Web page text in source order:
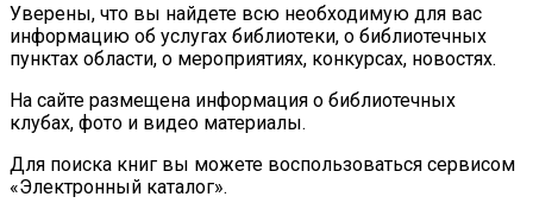
Уверены, что вы найдете всю необходимую для вас
информацию об услугах библиотеки, о библиотечных
пунктах области, о мероприятиях, конкурсах, новостях.
На сайте размещена информация о библиотечных
клубах, фото и видео материалы.
Для поиска книг вы можете воспользоваться сервисом
«Электронный каталог».